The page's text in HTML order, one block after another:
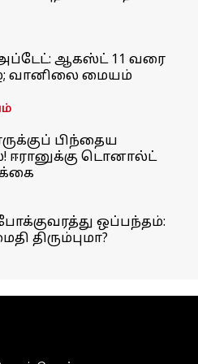
ஆகஸ்ட் 11 வரை
வானிலை மையம்
பிந்தைய
ஈரானுக்கு டொனால்ட்
ஒப்பந்தம்:
திரும்புமா?